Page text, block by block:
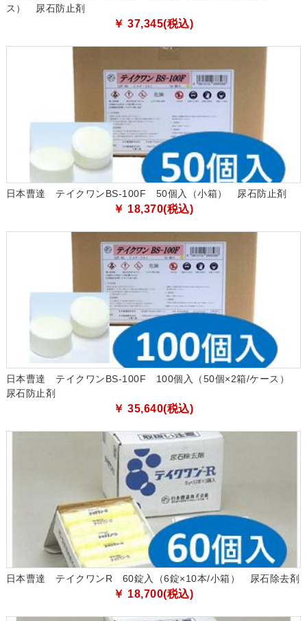
ス） 尿石防止剤
￥ 37,345(税込)
日本曹達 テイクワンBS-100F 50個入（小箱） 尿石防止剤
￥ 18,370(税込)
日本曹達 テイクワンBS-100F 100個入（50個×2箱/ケース）
尿石防止剤
￥ 35,640(税込)
日本曹達 テイクワンR 60錠入（6錠×10本/小箱） 尿石除去剤
￥ 18,700(税込)